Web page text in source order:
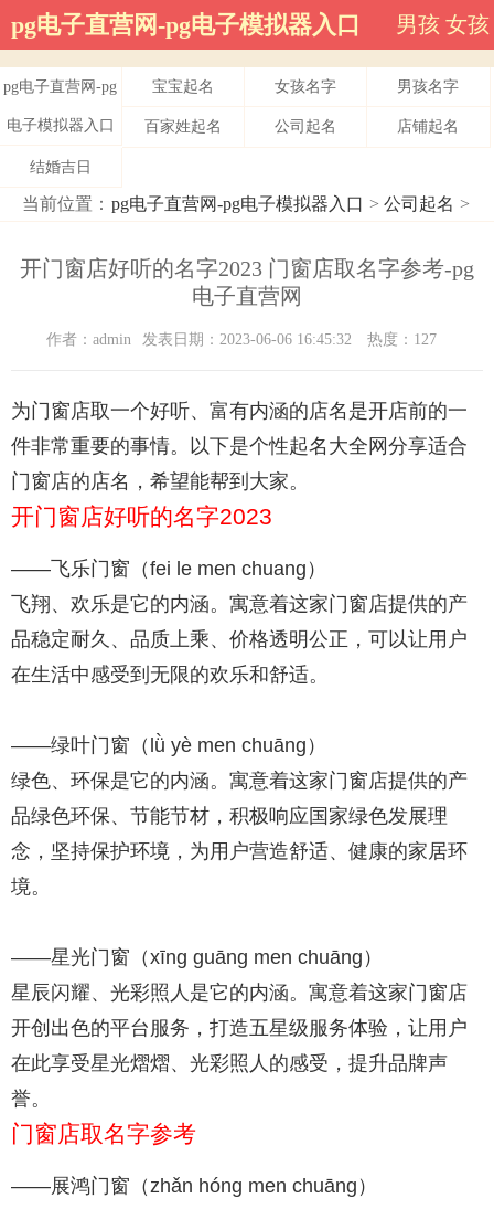
pg电子直营网-pg电子模拟器入口 男孩 女孩
pg电子直营网-pg
电子模拟器入口
宝宝起名 女孩名字 男孩名字
百家姓起名 公司起名 店铺起名
结婚吉日
当前位置： pg电子直营网-pg电子模拟器入口 > 公司起名 >
开门窗店好听的名字2023 门窗店取名字参考-pg
电子直营网
作者：admin 发表日期：2023-06-06 16:45:32 热度：127
为门窗店取一个好听、富有内涵的店名是开店前的一
件非常重要的事情。以下是个性起名大全网分享适合
门窗店的店名，希望能帮到大家。
开门窗店好听的名字2023
——飞乐门窗（fei le men chuang）
飞翔、欢乐是它的内涵。寓意着这家门窗店提供的产
品稳定耐久、品质上乘、价格透明公正，可以让用户
在生活中感受到无限的欢乐和舒适。
——绿叶门窗（lǜ yè men chuāng）
绿色、环保是它的内涵。寓意着这家门窗店提供的产
品绿色环保、节能节材，积极响应国家绿色发展理
念，坚持保护环境，为用户营造舒适、健康的家居环
境。
——星光门窗（xīng guāng men chuāng）
星辰闪耀、光彩照人是它的内涵。寓意着这家门窗店
开创出色的平台服务，打造五星级服务体验，让用户
在此享受星光熠熠、光彩照人的感受，提升品牌声
誉。
门窗店取名字参考
——展鸿门窗（zhǎn hóng men chuāng）